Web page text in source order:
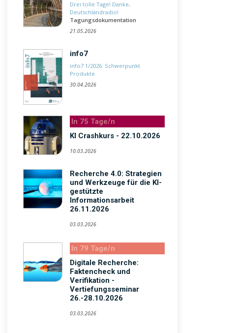
Drei tolle Tage! Danke,
Deutschlandradio!
Tagungsdokumentation
21.05.2026
info7
info7 1/2026: Schwerpunkt
Produkte
30.04.2026
In 75 Tage/n
KI Crashkurs - 22.10.2026
10.03.2026
Recherche 4.0: Strategien
und Werkzeuge für die KI-
gestützte
Informationsarbeit
26.11.2026
03.03.2026
In 79 Tage/n
Digitale Recherche:
Faktencheck und
Verifikation -
Vertiefungsseminar
26.-28.10.2026
03.03.2026